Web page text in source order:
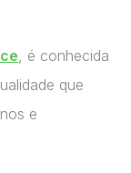
, é conhecida
que
e